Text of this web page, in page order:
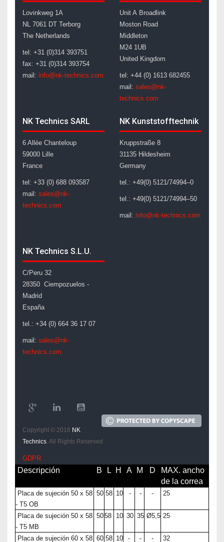
Lovinkweg 1A
NL 7061 DT Terborg
The Netherlands
tel: +31 (0)314 393751
fax: +31 (0)314 393754
mail: info@nk-technics.com
Unit A Broadlink
Moston Road
Middleton
M24 1UB
United Kingdom
tel: +44 (0) 1613 682455
mail: sales@nk-
technics.com
NK Technics SARL
6 Allée Chanteloup
59000 Lille
France
tel: +33 (0) 688 093587
mail: sales@nk-
technics.com
NK Kunststofftechnik
Kruppstraße 8
31135 Hildesheim
Germany
tel.: +49(0) 5121/74994–0
tel.: +49(0) 5121/74994–50
mail: info@nk-technics.com
NK Technics S.L.U.
C/Peru 32
28350 Ciempozuelos -
Madrid
España
tel.: +34 (0) 664 36 17 07
mail: sales@nk-
technics.com
Copyright © 2016 NK
Technics . All Rights Reserved
GDPR
Descripción B L H A M D
MAX. ancho
de la correa
Placa de sujeción 50 x 58
- T5 OB
50 58 10 - - - 25
Placa de sujeción 50 x 58
- T5 MB
5058 10 30 35 Ø5,5 25
Placa de sujeción 60 x 58 60 58 10 - - - 32